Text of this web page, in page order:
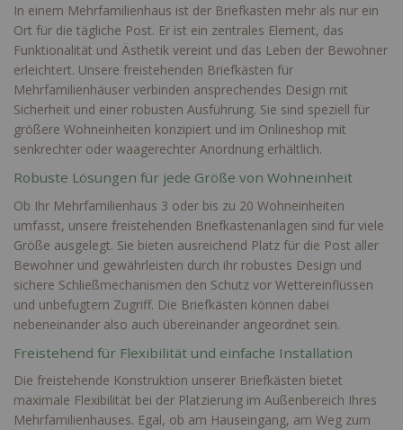
In einem Mehrfamilienhaus ist der Briefkasten mehr als nur ein
Ort für die tägliche Post. Er ist ein zentrales Element, das
Funktionalität und Ästhetik vereint und das Leben der Bewohner
erleichtert. Unsere freistehenden Briefkästen für
Mehrfamilienhäuser verbinden ansprechendes Design mit
Sicherheit und einer robusten Ausführung. Sie sind speziell für
größere Wohneinheiten konzipiert und im Onlineshop mit
senkrechter oder waagerechter Anordnung erhältlich.
Robuste Lösungen für jede Größe von Wohneinheit
Ob Ihr Mehrfamilienhaus 3 oder bis zu 20 Wohneinheiten
umfasst, unsere freistehenden Briefkastenanlagen sind für viele
Größe ausgelegt. Sie bieten ausreichend Platz für die Post aller
Bewohner und gewährleisten durch ihr robustes Design und
sichere Schließmechanismen den Schutz vor Wettereinflüssen
und unbefugtem Zugriff. Die Briefkästen können dabei
nebeneinander also auch übereinander angeordnet sein.
Freistehend für Flexibilität und einfache Installation
Die freistehende Konstruktion unserer Briefkästen bietet
maximale Flexibilität bei der Platzierung im Außenbereich Ihres
Mehrfamilienhauses. Egal, ob am Hauseingang, am Weg zum